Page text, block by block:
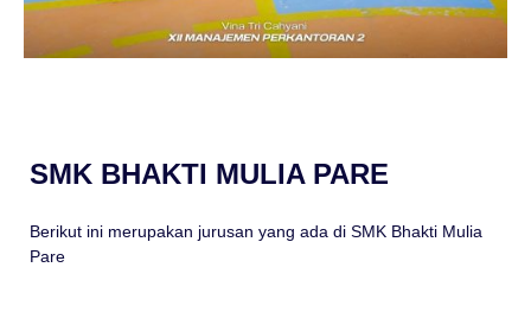
SMK BHAKTI MULIA PARE
Berikut ini merupakan jurusan yang ada di SMK Bhakti Mulia
Pare